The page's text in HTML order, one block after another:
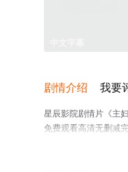
剧情介绍 我要
星辰影院剧情片《主
免费观看高清无删减